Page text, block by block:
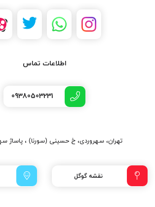
اطلاعات تماس
09380503231
تهران، سهروردی، خ حسینی (سورنا) ، پاساژ
نقشه گوگل